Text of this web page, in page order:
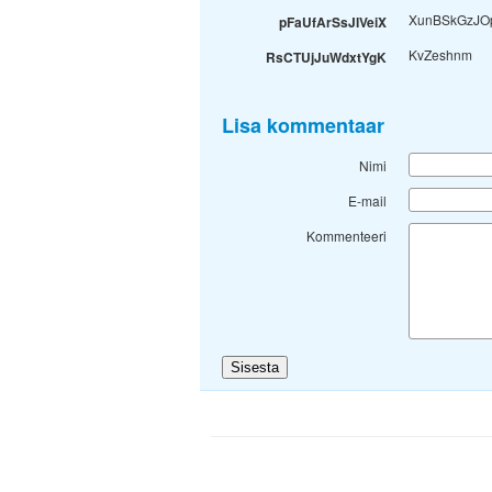
pFaUfArSsJIVeiX
RsCTUjJuWdxtYgK KvZeshnm
Lisa kommentaar
Nimi
E-mail
Kommenteeri